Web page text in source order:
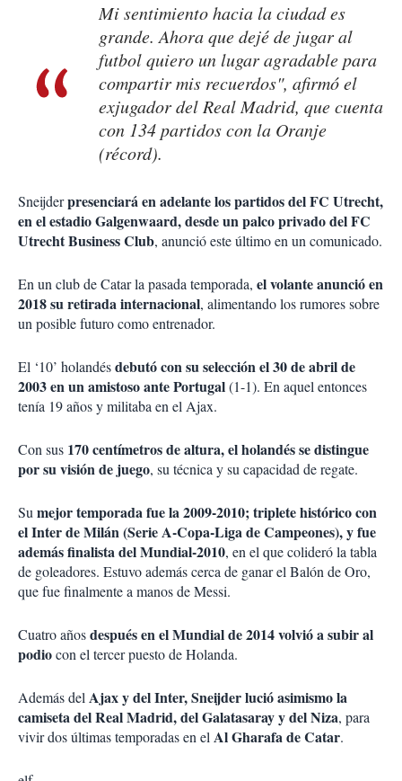
Mi sentimiento hacia la ciudad es
grande. Ahora que dejé de jugar al
futbol quiero un lugar agradable para
compartir mis recuerdos", afirmó el
exjugador del Real Madrid, que cuenta
con 134 partidos con la Oranje
(récord).
Sneijderpresenciará en adelante los partidos del FC Utrecht,
en el estadio Galgenwaard, desde un palco privado del FC
Utrecht Business Club, anunció este último en un comunicado.
En un club de Catar la pasada temporada, el volante anunció en
2018 su retirada internacional, alimentando los rumores sobre
un posible futuro como entrenador.
El ‘10’ holandésdebutó con su selección el 30 de abril de
2003 en un amistoso ante Portugal(1-1). En aquel entonces
tenía 19 años y militaba en el Ajax.
Con sus 170 centímetros de altura, el holandés se distingue
por su visión de juego, su técnica y su capacidad de regate.
Sumejor temporada fue la 2009-2010; triplete histórico con
el Inter de Milán (Serie A-Copa-Liga de Campeones), y fue
además finalista del Mundial-2010, en el que colideró la tabla
de goleadores. Estuvo además cerca de ganar el Balón de Oro,
que fue finalmente a manos de Messi.
Cuatro añosdespués en el Mundial de 2014 volvió a subir al
podiocon el tercer puesto de Holanda.
Además delAjax y del Inter, Sneijder lució asimismo la
camiseta del Real Madrid, del Galatasaray y del Niza, para
vivir dos últimas temporadas en elAl Gharafa de Catar.